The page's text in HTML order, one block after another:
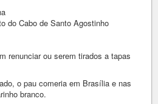
do Cabo de Santo Agostinho
renunciar ou serem tirados a tapas
o pau comeria em Brasília e nas
branco.